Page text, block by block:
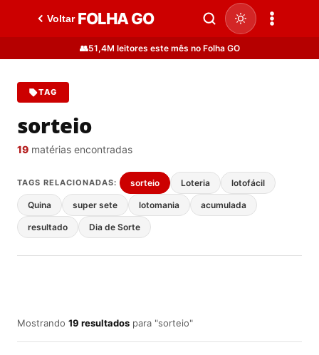
Voltar FOLHA GO
👥51,4M leitores este mês no Folha GO
TAG
sorteio
19 matérias encontradas
TAGS RELACIONADAS: sorteio Loteria lotofácil
Quina super sete lotomania acumulada
resultado Dia de Sorte
Mostrando 19 resultados para "sorteio"